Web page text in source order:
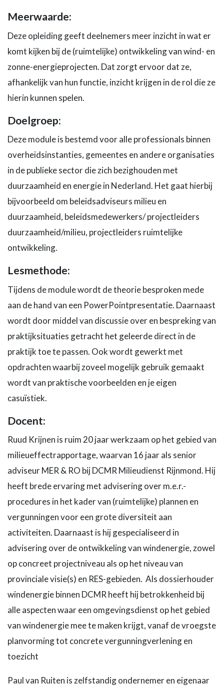
Meerwaarde:
Deze opleiding geeft deelnemers meer inzicht in wat er
komt kijken bij de (ruimtelijke) ontwikkeling van wind- en
zonne-energieprojecten. Dat zorgt ervoor dat ze,
afhankelijk van hun functie, inzicht krijgen in de rol die ze
hierin kunnen spelen.
Doelgroep:
Deze module is bestemd voor alle professionals binnen
overheidsinstanties, gemeentes en andere organisaties
in de publieke sector die zich bezighouden met
duurzaamheid en energie in Nederland. Het gaat hierbij
bijvoorbeeld om beleidsadviseurs milieu en
duurzaamheid, beleidsmedewerkers/ projectleiders
duurzaamheid/milieu, projectleiders ruimtelijke
ontwikkeling.
Lesmethode:
Tijdens de module wordt de theorie besproken mede
aan de hand van een PowerPointpresentatie. Daarnaast
wordt door middel van discussie over en bespreking van
praktijksituaties getracht het geleerde direct in de
praktijk toe te passen. Ook wordt gewerkt met
opdrachten waarbij zoveel mogelijk gebruik gemaakt
wordt van praktische voorbeelden en je eigen
casuïstiek.
Docent:
Ruud Krijnen is ruim 20 jaar werkzaam op het gebied van
milieueffectrapportage, waarvan 16 jaar als senior
adviseur MER & RO bij DCMR Milieudienst Rijnmond. Hij
heeft brede ervaring met advisering over m.e.r.-
procedures in het kader van (ruimtelijke) plannen en
vergunningen voor een grote diversiteit aan
activiteiten. Daarnaast is hij gespecialiseerd in
advisering over de ontwikkeling van windenergie, zowel
op concreet projectniveau als op het niveau van
provinciale visie(s) en RES-gebieden. Als dossierhouder
windenergie binnen DCMR heeft hij betrokkenheid bij
alle aspecten waar een omgevingsdienst op het gebied
van windenergie mee te maken krijgt, vanaf de vroegste
planvorming tot concrete vergunningverlening en
toezicht
Paul van Ruiten is zelfstandig ondernemer en eigenaar